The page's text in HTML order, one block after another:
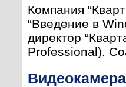
Компания
“Введение в
директор
Professional).